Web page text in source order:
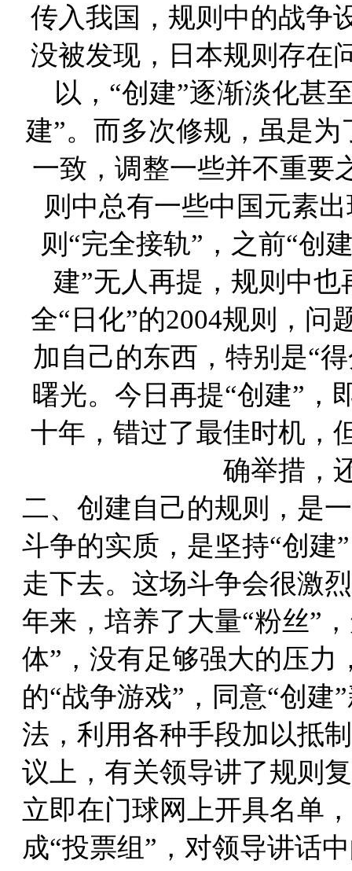
传入我国，规则中的战争
没被发现，日本规则存在
以，“创建”逐渐淡化甚
建”。而多次修规，虽是
一致，调整一些并不重要
则中总有一些中国元素
则“完全接轨”，之前“创
建”无人再提，规则中
全“日化”的2004规则，问
加自己的东西，特别是“
曙光。今日再提“创建”，
十年，错过了最佳时机，
确举措，
二、创建自己的规则，是
斗争的实质，是坚持“创建
走下去。这场斗争会很激
年来，培养了大量“粉丝”
体”，没有足够强大的压力
的“战争游戏”，同意“创建
法，利用各种手段加以抵
议上，有关领导讲了规则
立即在门球网上开具名单
成“投票组”，对领导讲话